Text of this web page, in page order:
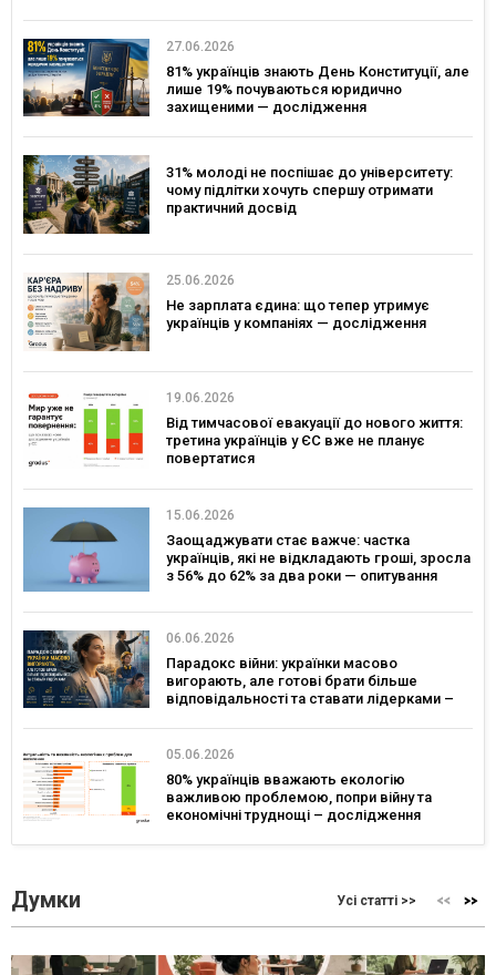
27.06.2026
81% українців знають День Конституції, але
лише 19% почуваються юридично
захищеними — дослідження
31% молоді не поспішає до університету:
чому підлітки хочуть спершу отримати
практичний досвід
25.06.2026
Не зарплата єдина: що тепер утримує
українців у компаніях — дослідження
19.06.2026
Від тимчасової евакуації до нового життя:
третина українців у ЄС вже не планує
повертатися
15.06.2026
Заощаджувати стає важче: частка
українців, які не відкладають гроші, зросла
з 56% до 62% за два роки — опитування
06.06.2026
Парадокс війни: українки масово
вигорають, але готові брати більше
відповідальності та ставати лідерками –
05.06.2026
80% українців вважають екологію
важливою проблемою, попри війну та
економічні труднощі – дослідження
Думки Усі статті >>